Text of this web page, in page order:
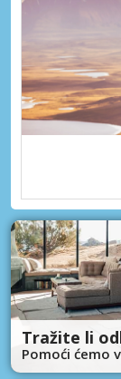
Tražite li
Pomoći ćemo